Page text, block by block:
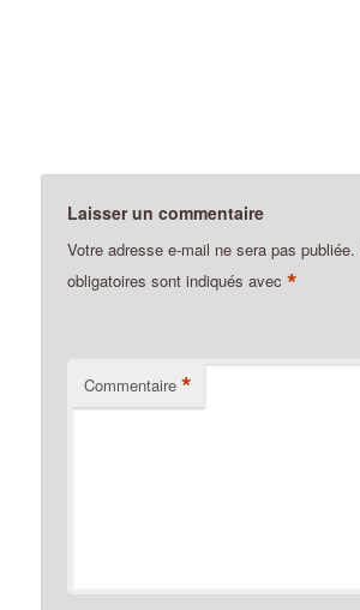
Laisser un commentaire
Votre adresse e-mail ne sera pas publiée.
obligatoires sont indiqués avec*
Commentaire *